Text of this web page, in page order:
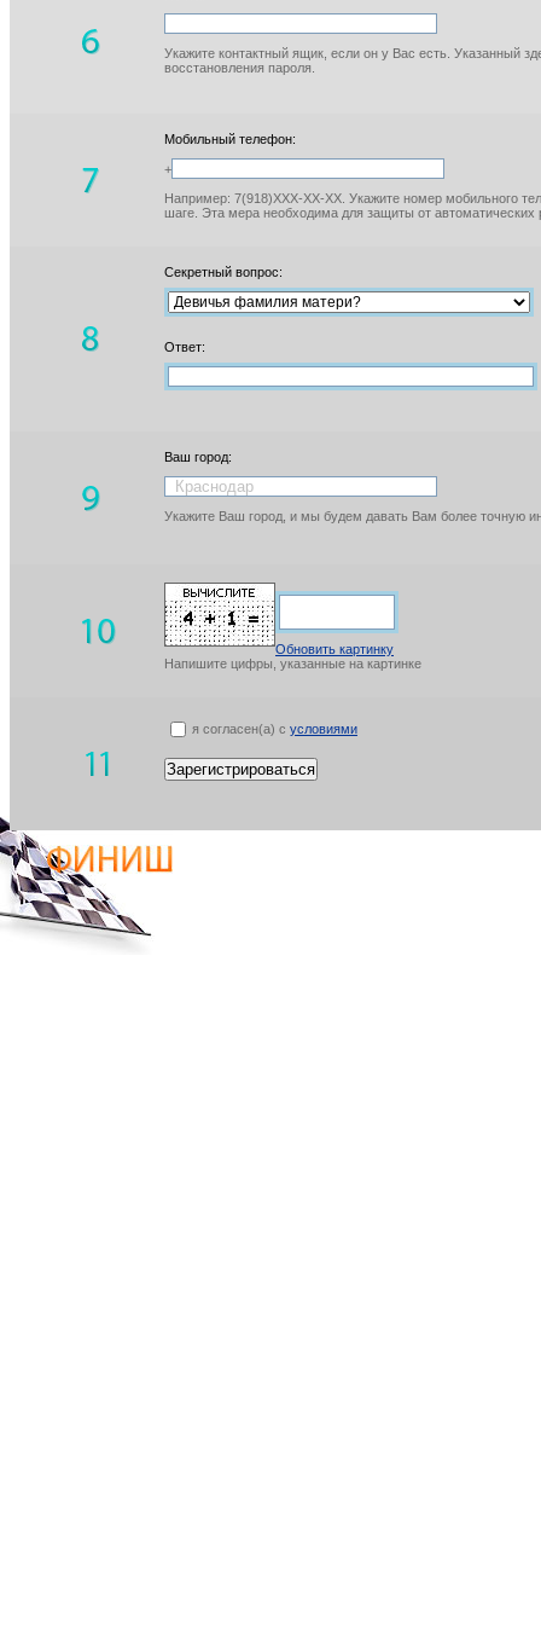
Укажите контактный ящик, если он у Вас есть. Указанный
восстановления пароля.
Мобильный телефон:
+
Например: 7(918)XXX-XX-XX. Укажите номер мобильного
шаге. Эта мера необходима для защиты от автоматических
Секретный вопрос:
Ответ:
Ваш город:
Укажите Ваш город, и мы будем давать Вам более точную
Обновить картинку
Напишите цифры, указанные на картинке
я согласен(а) с условиями
Зарегистрироваться